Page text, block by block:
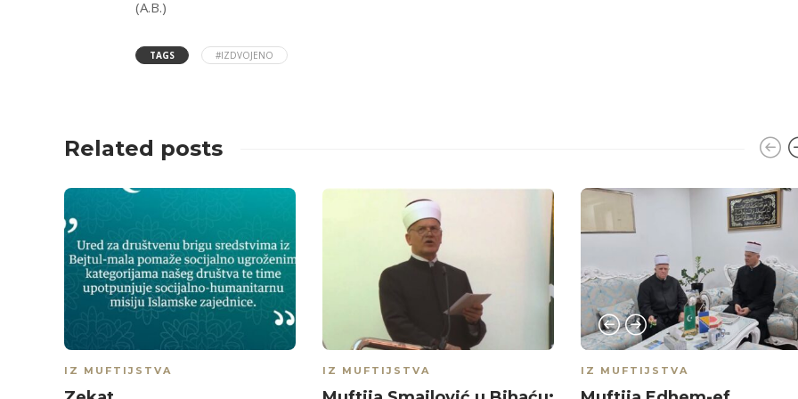
(A.B.)
TAGS #IZDVOJENO
Related posts
IZ MUFTIJSTVA IZ MUFTIJSTVA IZ MUFTIJSTVA